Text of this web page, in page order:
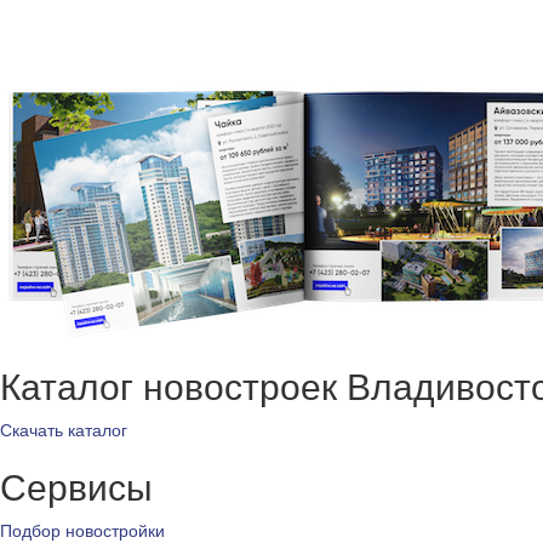
Каталог новостроек
Скачать каталог
Сервисы
Подбор новостройки